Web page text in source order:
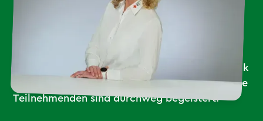
Die Zusammenarbeit mit Strong Partner war
und ist für uns ein echter Gewinn. Besonders
beeindruckt hat uns, wie engagiert und
authentisch das Thema rückenschonendes
Arbeiten im Rettungsdienst sowie die Kinematik
und Gesundheit im Beruf vermittelt wird. Unsere
Teilnehmenden sind durchweg begeistert.